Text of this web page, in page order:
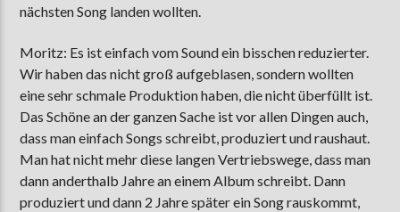
nächsten Song landen wollten.
Moritz: Es ist einfach vom Sound ein bisschen reduzierter.
Wir haben das nicht groß aufgeblasen, sondern wollten
eine sehr schmale Produktion haben, die nicht überfüllt ist.
Das Schöne an der ganzen Sache ist vor allen Dingen auch,
dass man einfach Songs schreibt, produziert und raushaut.
Man hat nicht mehr diese langen Vertriebswege, dass man
dann anderthalb Jahre an einem Album schreibt. Dann
produziert und dann 2 Jahre später ein Song rauskommt,